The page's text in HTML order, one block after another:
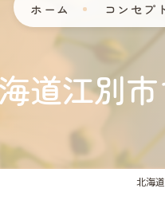
ホーム コンセプ
道江別
北海